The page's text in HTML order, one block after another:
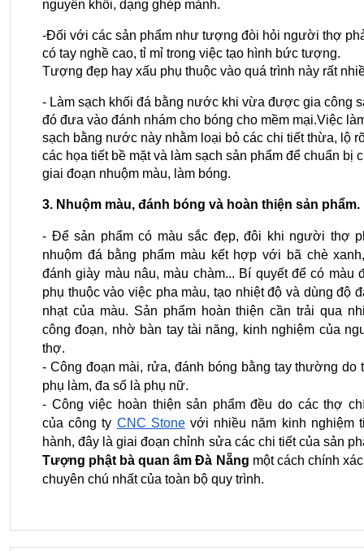
nguyên khối, dạng ghép mảnh.
-Đối với các sản phẩm như tượng đòi hỏi người thợ
có tay nghề cao, tỉ mỉ trong việc tạo hình bức tượng.
Tượng đẹp hay xấu phụ thuộc vào quá trình này rất
- Làm sạch khối đá bằng nước khi vừa được gia công
đó đưa vào đánh nhám cho bóng cho mềm mại.Việc
sạch bằng nước này nhằm loại bỏ các chi tiết thừa, lộ
các họa tiết bề mặt và làm sạch sản phẩm để chuẩn bị
giai đoạn nhuộm màu, làm bóng.
3. Nhuộm màu, đánh bóng và hoàn thiện sản phẩm.
- Để sản phẩm có màu sắc đẹp, đôi khi người thợ
nhuộm đá bằng phẩm màu kết hợp với bã chè
đánh giày màu nâu, màu chàm... Bí quyết để có màu
phụ thuộc vào việc pha màu, tạo nhiệt độ và dùng độ
nhạt của màu. Sản phẩm hoàn thiện cần trải qua
công đoạn, nhờ bàn tay tài năng, kinh nghiệm của
thợ.
- Công đoạn mài, rửa, đánh bóng bằng tay thường do
phụ làm, đa số là phụ nữ.
- Công việc hoàn thiện sản phẩm đều do các thợ
của công ty CNC Stone với nhiều năm kinh nghiệm
Tượng phật bà quan âm Đà Nẵng một cách chính
chuyên chú nhất của toàn bộ quy trình.